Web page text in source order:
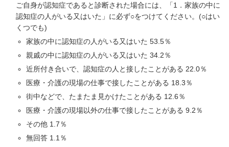
ご自身が認知症であると診断された場合には、「1．家族の中に
認知症の人がいる又はいた」に必ず○をつけてください。(○はい
くつでも)
家族の中に認知症の人がいる又はいた 53.5％
親戚の中に認知症の人がいる又はいた 34.2％
近所付き合いで、認知症の人と接したことがある 22.0％
医療・介護の現場の仕事で接したことがある 18.3％
街中などで、たまたま見かけたことがある 12.6％
医療・介護の現場以外の仕事で接したことがある 9.2％
その他 1.7％
無回答 1.1％